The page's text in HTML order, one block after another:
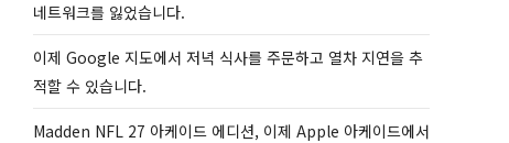
네트워크를 잃었습니다.
이제 Google 지도에서 저녁 식사를 주문하고 열차 지연을 추
적할 수 있습니다.
Madden NFL 27 아케이드 에디션, 이제 Apple 아케이드에서